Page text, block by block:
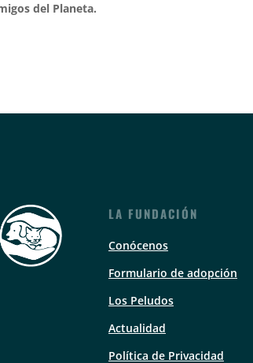
del Planeta.
LA FUNDACIÓN
Conócenos
Formulario de adopción
Los Peludos
Actualidad
Política de Privacidad